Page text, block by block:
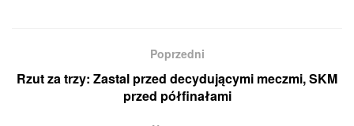
Poprzedni
Rzut za trzy: Zastal przed decydującymi meczmi, SKM
przed półfinałami